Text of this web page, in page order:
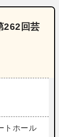
262回芸
トホール